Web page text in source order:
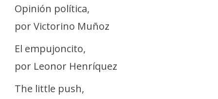
Opinión política,
por Victorino Muñoz
El empujoncito,
por Leonor Henríquez
The little push,